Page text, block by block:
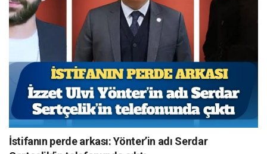
İstifanın perde arkası: Yönter’in adı Serdar